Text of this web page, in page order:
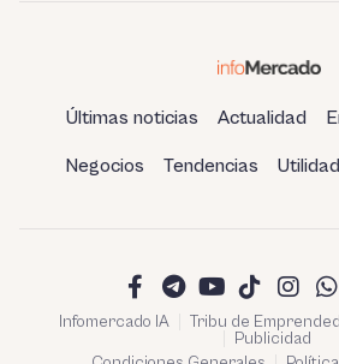
Últimas noticias Actualidad
Negocios Tendencias
Infomercado IA Tribu de
Publicidad